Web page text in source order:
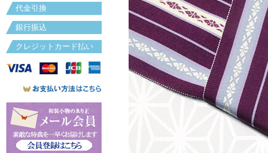
代金引換
銀行振込
クレジットカード払い